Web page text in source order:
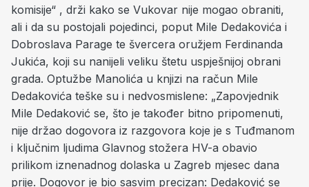
komisije“ , drži kako se Vukovar nije mogao obraniti,
ali i da su postojali pojedinci, poput Mile Dedakovića i
Dobroslava Parage te švercera oružjem Ferdinanda
Jukića, koji su nanijeli veliku štetu uspješnijoj obrani
grada. Optužbe Manolića u knjizi na račun Mile
Dedakovića teške su i nedvosmislene: „Zapovjednik
Mile Dedaković se, što je također bitno pripomenuti,
nije držao dogovora iz razgovora koje je s Tuđmanom
i ključnim ljudima Glavnog stožera HV-a obavio
prilikom iznenadnog dolaska u Zagreb mjesec dana
prije. Dogovor je bio sasvim precizan: Dedaković se